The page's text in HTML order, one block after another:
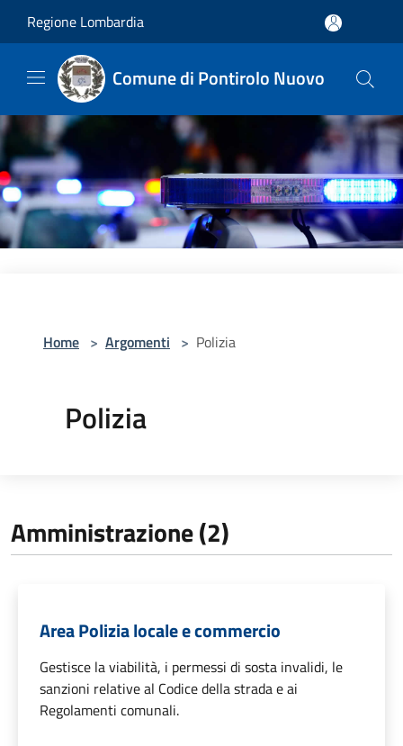
Regione Lombardia
Comune di Pontirolo Nuovo
Home > Argomenti > Polizia
Polizia
Amministrazione (2)
Area Polizia locale e commercio
Gestisce la viabilità, i permessi di sosta invalidi, le
sanzioni relative al Codice della strada e ai
Regolamenti comunali.